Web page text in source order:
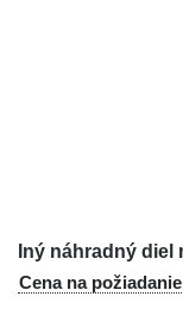
Cena na požiadanie